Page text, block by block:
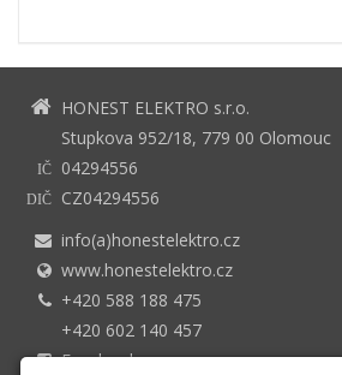
HONEST ELEKTRO s.r.o.
Stupkova 952/18, 779 00 Olomouc
IČ 04294556
DIČ
CZ04294556
info(a)honestelektro.cz
www.honestelektro.cz
+420 588 188 475
+420 602 140 457
Facebook